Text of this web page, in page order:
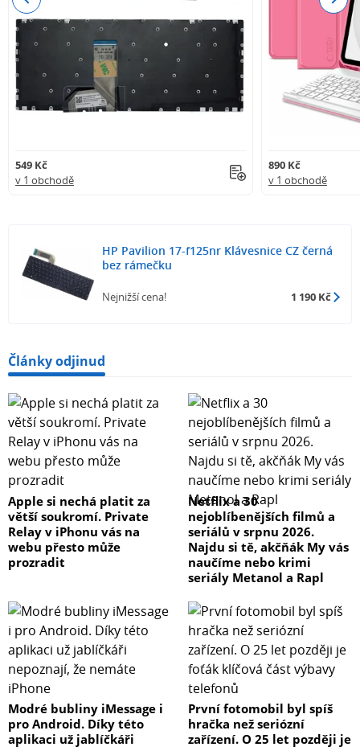
549 Kč
v 1 obchodě
890 Kč
v 1 obchodě
HP Pavilion 17-f125nr Klávesnice CZ černá
bez rámečku
Nejnižší cena! 1 190 Kč
Články odjinud
Apple si nechá platit za
větší soukromí. Private
Relay v iPhonu vás na
webu přesto může
prozradit
Netflix a 30
nejoblíbenějších filmů a
seriálů v srpnu 2026.
Najdu si tě, akčňák My vás
naučíme nebo krimi
seriály Metanol a Rapl
Modré bubliny iMessage i
pro Android. Díky této
aplikaci už jablíčkáři
První fotomobil byl spíš
hračka než seriózní
zařízení. O 25 let později je